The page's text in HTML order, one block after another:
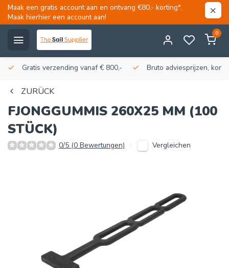
Maak een gratis account aan en ontvang €80,- korting*.
Maak hierhier een account aan!
0
Gratis verzending vanaf € 800,- Bruto adviesprijzen,
ZURÜCK
FJONGGUMMIS 260X25 MM (100
STÜCK)
0/5 (0 Bewertungen) Vergleichen